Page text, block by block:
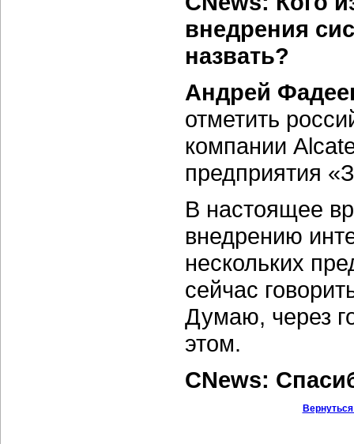
внедрения
назвать?
Андрей
отметить
компании
предприятия
В настоящее
внедрению
нескольких
сейчас
Думаю, через
этом.
CNews: